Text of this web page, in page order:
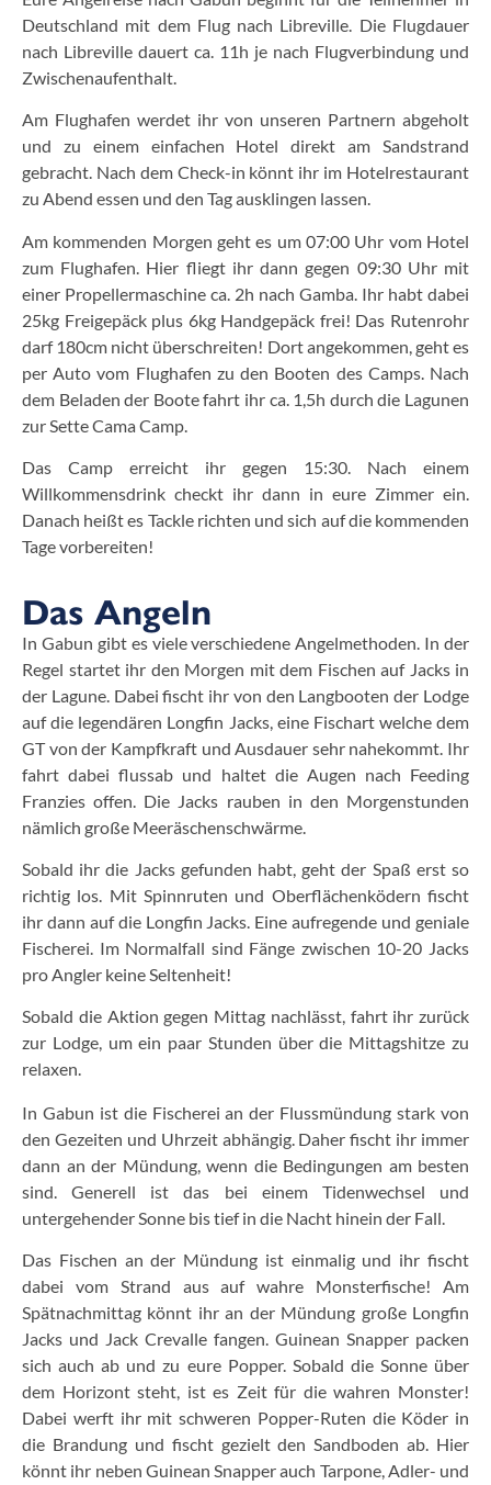
Deutschland mit dem Flug nach Libreville. Die Flugdauer
nach Libreville dauert ca. 11h je nach Flugverbindung und
Zwischenaufenthalt.
Am Flughafen werdet ihr von unseren Partnern abgeholt
und zu einem einfachen Hotel direkt am Sandstrand
gebracht. Nach dem Check-in könnt ihr im Hotelrestaurant
zu Abend essen und den Tag ausklingen lassen.
Am kommenden Morgen geht es um 07:00 Uhr vom Hotel
zum Flughafen. Hier fliegt ihr dann gegen 09:30 Uhr mit
einer Propellermaschine ca. 2h nach Gamba. Ihr habt dabei
25kg Freigepäck plus 6kg Handgepäck frei! Das Rutenrohr
darf 180cm nicht überschreiten! Dort angekommen, geht es
per Auto vom Flughafen zu den Booten des Camps. Nach
dem Beladen der Boote fahrt ihr ca. 1,5h durch die Lagunen
zur Sette Cama Camp.
Das Camp erreicht ihr gegen 15:30. Nach einem
Willkommensdrink checkt ihr dann in eure Zimmer ein.
Danach heißt es Tackle richten und sich auf die kommenden
Tage vorbereiten!
Das Angeln
In Gabun gibt es viele verschiedene Angelmethoden. In der
Regel startet ihr den Morgen mit dem Fischen auf Jacks in
der Lagune. Dabei fischt ihr von den Langbooten der Lodge
auf die legendären Longfin Jacks, eine Fischart welche dem
GT von der Kampfkraft und Ausdauer sehr nahekommt. Ihr
fahrt dabei flussab und haltet die Augen nach Feeding
Franzies offen. Die Jacks rauben in den Morgenstunden
nämlich große Meeräschenschwärme.
Sobald ihr die Jacks gefunden habt, geht der Spaß erst so
richtig los. Mit Spinnruten und Oberflächenködern fischt
ihr dann auf die Longfin Jacks. Eine aufregende und geniale
Fischerei. Im Normalfall sind Fänge zwischen 10-20 Jacks
pro Angler keine Seltenheit!
Sobald die Aktion gegen Mittag nachlässt, fahrt ihr zurück
zur Lodge, um ein paar Stunden über die Mittagshitze zu
relaxen.
In Gabun ist die Fischerei an der Flussmündung stark von
den Gezeiten und Uhrzeit abhängig. Daher fischt ihr immer
dann an der Mündung, wenn die Bedingungen am besten
sind. Generell ist das bei einem Tidenwechsel und
untergehender Sonne bis tief in die Nacht hinein der Fall.
Das Fischen an der Mündung ist einmalig und ihr fischt
dabei vom Strand aus auf wahre Monsterfische! Am
Spätnachmittag könnt ihr an der Mündung große Longfin
Jacks und Jack Crevalle fangen. Guinean Snapper packen
sich auch ab und zu eure Popper. Sobald die Sonne über
dem Horizont steht, ist es Zeit für die wahren Monster!
Dabei werft ihr mit schweren Popper-Ruten die Köder in
die Brandung und fischt gezielt den Sandboden ab. Hier
könnt ihr neben Guinean Snapper auch Tarpone, Adler- und